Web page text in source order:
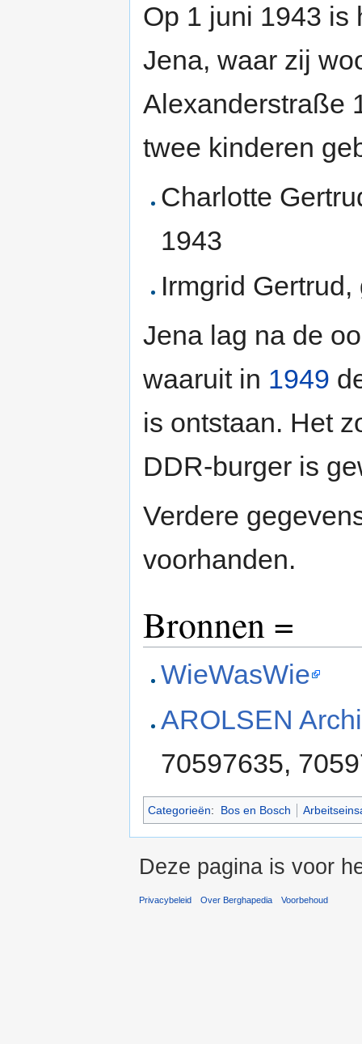
Op 1 juni 1943 is
Jena, waar zij
Alexanderstraße
twee kinderen
Charlotte
1943
Irmgrid
Jena lag na de
waaruit in 1949
is ontstaan. Het
DDR-burger is
Verdere
voorhanden.
Bronnen =
WieWasWie
AROLSEN
70597635,
Categorieën: Bos en Bosch
Deze pagina is voor
Privacybeleid Over Berghapedia Voorbehoud